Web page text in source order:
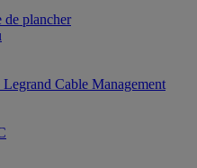
de plancher
Cable Management